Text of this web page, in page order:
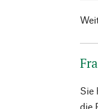
Sie
die